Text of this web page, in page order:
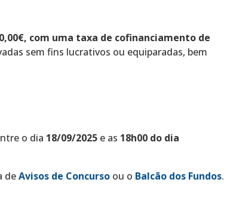
com uma taxa de cofinanciamento de
sem fins lucrativos ou equiparadas, bem
o dia 18/09/2025 e as 18h00 do dia
deAvisos de Concurso ou o Balcão dos Fundos.